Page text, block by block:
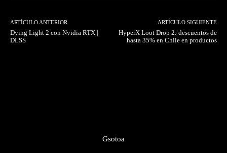
ARTÍCULO ANTERIOR
Dying Light 2 con Nvidia RTX |
DLSS
ARTÍCULO SIGUIENTE
HyperX Loot Drop 2: descuentos de
hasta 35% en Chile en productos
Gsotoa